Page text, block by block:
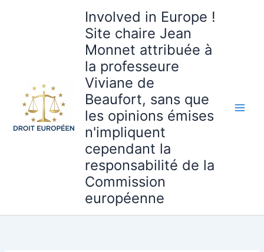
Involved in Europe !
Site chaire Jean
Monnet attribuée à
la professeure
Viviane de
Beaufort, sans que
les opinions émises
n'impliquent
cependant la
responsabilité de la
Commission
européenne